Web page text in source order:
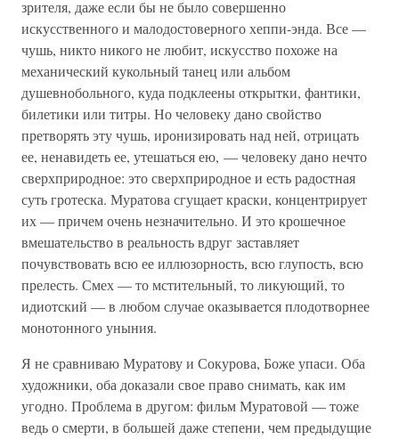
зрителя, даже если бы не было совершенно
искусственного и малодостоверного хеппи-энда. Все —
чушь, никто никого не любит, искусство похоже на
механический кукольный танец или альбом
душевнобольного, куда подклеены открытки, фантики,
билетики или титры. Но человеку дано свойство
претворять эту чушь, иронизировать над ней, отрицать
ее, ненавидеть ее, утешаться ею, — человеку дано нечто
сверхприродное: это сверхприродное и есть радостная
суть гротеска. Муратова сгущает краски, концентрирует
их — причем очень незначительно. И это крошечное
вмешательство в реальность вдруг заставляет
почувствовать всю ее иллюзорность, всю глупость, всю
прелесть. Смех — то мстительный, то ликующий, то
идиотский — в любом случае оказывается плодотворнее
монотонного уныния.
Я не сравниваю Муратову и Сокурова, Боже упаси. Оба
художники, оба доказали свое право снимать, как им
угодно. Проблема в другом: фильм Муратовой — тоже
ведь о смерти, в большей даже степени, чем предыдущие